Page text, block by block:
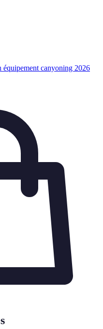
équipement canyoning 2026